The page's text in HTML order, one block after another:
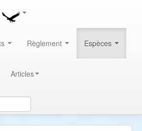
Règlement Espèces
Articles